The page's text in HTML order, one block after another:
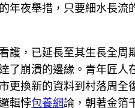
年夜舉措，只要細水長
護，已延長至其生長全
了崩潰的邊緣。青年匠人
更換新的資料到村落周
輯悖包養網論，朝著金箔